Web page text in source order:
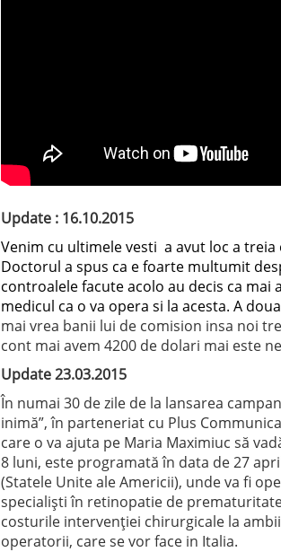
Update : 16.10.2015
Venim cu ultimele vesti a avut loc a
Doctorul a spus ca e foarte multumit
controalele facute acolo au decis ca mai
medicul ca o va opera si la acesta. A
mai vrea banii lui de comision insa noi
cont mai avem 4200 de dolari mai este
Update 23.03.2015
În numai 30 de zile de la lansarea
inimă”, în parteneriat cu Plus
care o va ajuta pe Maria Maximiuc să
8 luni, este programată în data de 27
(Statele Unite ale Americii), unde va fi
specialiști în retinopatie de
costurile intervenției chirurgicale la
operatorii, care se vor face in Italia.